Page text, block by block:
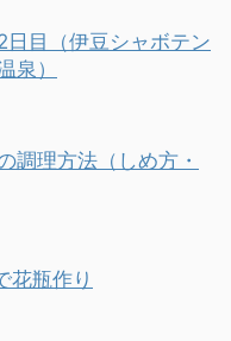
日目（伊豆シャボテン
泉）
調理方法（しめ方・
花瓶作り